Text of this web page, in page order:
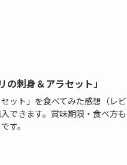
の刺身＆アラセット」
ット」を食べてみた感想（レビ
できます。賞味期限・食べ方も
す。